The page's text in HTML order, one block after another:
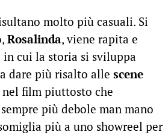
molto più casuali. Si
Rosalinda, viene rapita e
cui la storia si sviluppa
dare più risalto alle scene
film piuttosto che
più debole man mano
più a uno showreel per